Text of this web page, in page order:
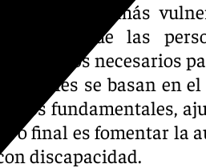
personas más
que las
apoyos necesarios
se basan en
fundamentales,
final es fomentar la
discapacidad.